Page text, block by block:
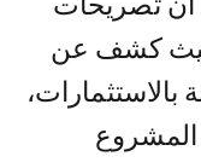
أن تصريحات
حيث كشف عن
المشروع